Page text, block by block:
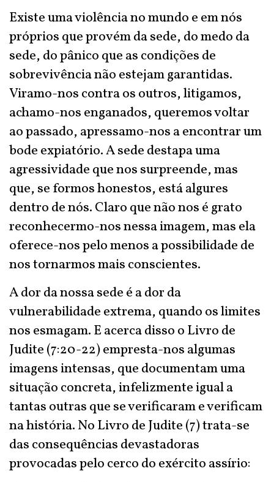
Existe uma violência no mundo e em nós
próprios que provém da sede, do medo da
sede, do pânico que as condições de
sobrevivência não estejam garantidas.
Viramo-nos contra os outros, litigamos,
achamo-nos enganados, queremos voltar
ao passado, apressamo-nos a encontrar um
bode expiatório. A sede destapa uma
agressividade que nos surpreende, mas
que, se formos honestos, está algures
dentro de nós. Claro que não nos é grato
reconhecermo-nos nessa imagem, mas ela
oferece-nos pelo menos a possibilidade de
nos tornarmos mais conscientes.
A dor da nossa sede é a dor da
vulnerabilidade extrema, quando os limites
nos esmagam. E acerca disso o Livro de
Judite (7:20-22) empresta-nos algumas
imagens intensas, que documentam uma
situação concreta, infelizmente igual a
tantas outras que se verificaram e verificam
na história. No Livro de Judite (7) trata-se
das consequências devastadoras
provocadas pelo cerco do exército assírio: